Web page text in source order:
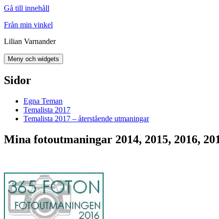
Gå till innehåll
Från min vinkel
Lilian Varnander
Meny och widgets
Sidor
Egna Teman
Temalista 2017
Temalista 2017 – återstående utmaningar
Mina fotoutmaningar 2014, 2015, 2016,